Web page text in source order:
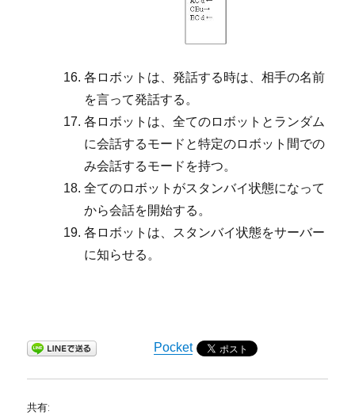
各ロボットは、発話する時は、相手の名前
を言って発話する。
各ロボットは、全てのロボットとランダム
に会話するモードと特定のロボット間での
み会話するモードを持つ。
全てのロボットがスタンバイ状態になって
から会話を開始する。
各ロボットは、スタンバイ状態をサーバー
に知らせる。
Pocket
共有: